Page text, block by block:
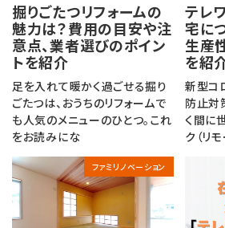
掘りごたつリフォームの
魅力は？費用の目安や注
意点、業者選びのポイン
トを紹介
足を入れて暖かく過ごせる掘り
ごたつは、おうちのリフォームで
も人気のメニューのひとつ。これ
をお読みにな
テレ
宅に
生産
を紹
新型コ
防止対
く間に
ク（リ
ファミリノベーション